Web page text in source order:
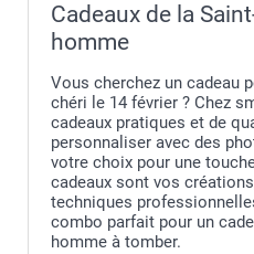
Cadeaux de la
homme
Vous cherchez un cadeau
chéri le 14 février ? Chez
cadeaux pratiques et de
personnaliser avec des
votre choix pour une
cadeaux sont vos
techniques
combo parfait pour un
homme à tomber.